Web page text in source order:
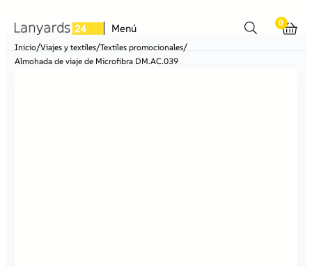
Menú 0
Inicio/Viajes y textiles/Textiles promocionales/
Almohada de viaje de Microfibra DM.AC.039